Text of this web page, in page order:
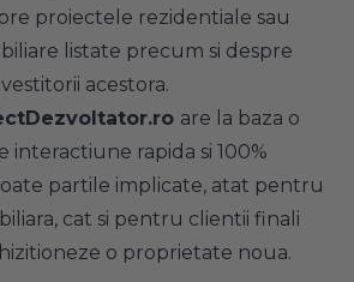
proiectele rezidentiale sau
listate precum si despre
acestora.
are la baza o
interactiune rapida si 100%
partile implicate, atat pentru
cat si pentru clientii finali
o proprietate noua.